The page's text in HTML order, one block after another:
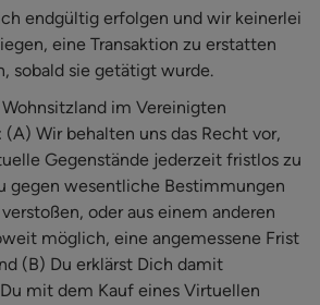
endgültig erfolgen und wir keinerlei
eine Transaktion zu erstatten
sobald sie getätigt wurde.
im Vereinigten
Wir behalten uns das Recht vor,
Gegenstände jederzeit fristlos zu
gegen wesentliche Bestimmungen
oder aus einem anderen
möglich, eine angemessene Frist
(B) Du erklärst Dich damit
mit dem Kauf eines Virtuellen